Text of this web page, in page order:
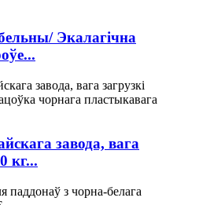
Экалагічна
завода, вага
кг...